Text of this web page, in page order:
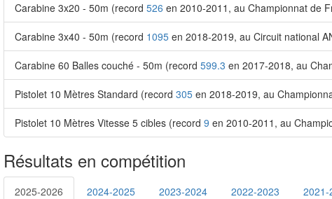
Carabine 3x20 - 50m (record 526 en 2010-2011, au Championnat de
Carabine 3x40 - 50m (record 1095 en 2018-2019, au Circuit national
Carabine 60 Balles couché - 50m (record 599.3 en 2017-2018, au
Pistolet 10 Mètres Standard (record 305 en 2018-2019, au
Pistolet 10 Mètres Vitesse 5 cibles (record 9 en 2010-2011, au
Résultats en compétition
2025-2026 2024-2025 2023-2024 2022-2023 2021-